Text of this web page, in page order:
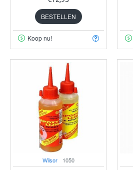
BESTELLEN
Koop nu!
Wilsor 1050